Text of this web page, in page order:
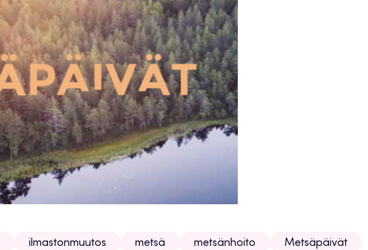
ilmastonmuutos metsä metsänhoito
Metsäpäivät